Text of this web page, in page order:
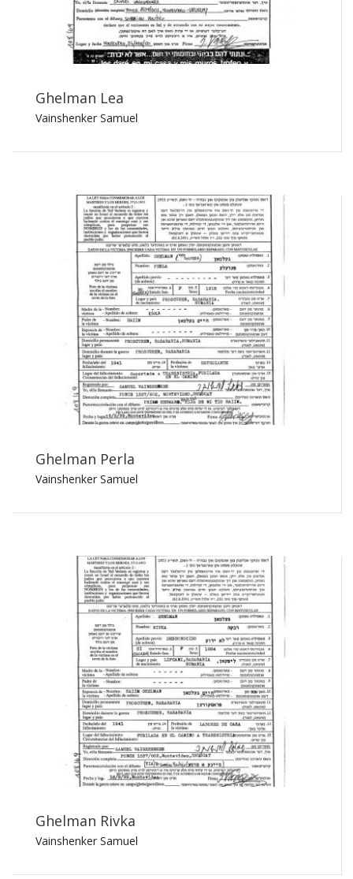
Ghelman Lea
Vainshenker Samuel
Ghelman Perla
Vainshenker Samuel
Ghelman Rivka
Vainshenker Samuel